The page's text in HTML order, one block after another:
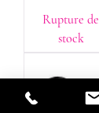
Rupture de
stock